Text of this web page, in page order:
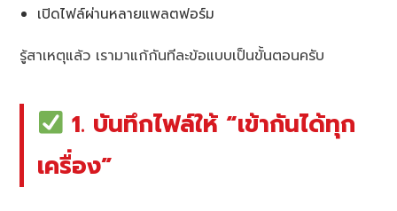
เปิดไฟล์ผ่านหลายแพลตฟอร์ม
รู้สาเหตุแล้ว เรามาแก้กันทีละข้อแบบเป็นขั้นตอนครับ
1. บันทึกไฟล์ให้ “เข้ากันได้ทุก
เครื่อง”